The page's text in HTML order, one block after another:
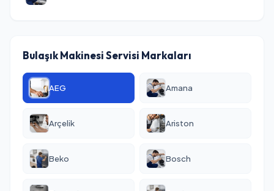
Bulaşık Makinesi Servisi Markaları
AEG Amana
Arçelik Ariston
Beko Bosch